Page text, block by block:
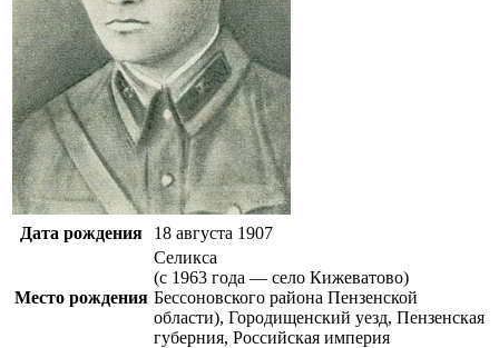
Дата рождения 18 августа 1907
Место рождения
Селикса
(с 1963 года — село Кижеватово)
Бессоновского района Пензенской
области), Городищенский уезд, Пензенская
губерния, Российская империя